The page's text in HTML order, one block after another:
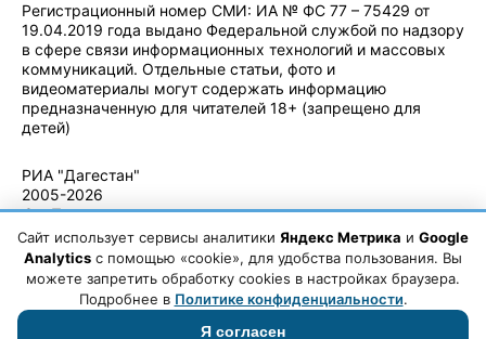
Регистрационный номер СМИ: ИА № ФС 77 – 75429 от
19.04.2019 года выдано Федеральной службой по надзору
в сфере связи информационных технологий и массовых
коммуникаций. Отдельные статьи, фото и
видеоматериалы могут содержать информацию
предназначенную для читателей 18+ (запрещено для
детей)
РИА "Дагестан"
2005-2026
© - Правила
использования
материалов.
Авторские
Сайт использует сервисы аналитики Яндекс Метрика и Google
Analytics с помощью «cookie», для удобства пользования. Вы
можете запретить обработку cookies в настройках браузера.
Подробнее в Политике конфиденциальности.
Я согласен